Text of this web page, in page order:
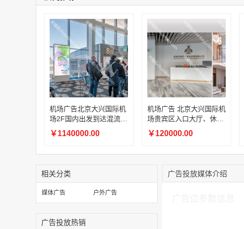
机场广告北京大兴国际机
场2F国内出发到达混流
区、1F国内远机位出发候
机区LED刷屏广告
￥1140000.00
机场广告 北京大兴国际机
场贵宾区入口大厅、休息
区、通道以及餐厅区域电
子刷屏广告
￥120000.00
相关分类
媒体广告 户外广告
广告投放热销
广告投放媒体介绍